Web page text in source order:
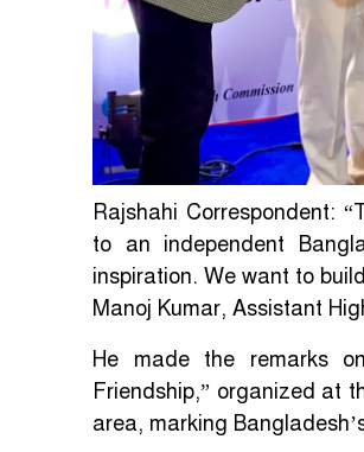
Rajshahi Correspondent:
to an independent
inspiration. We want to
Manoj Kumar, Assistant
He made the remarks
Friendship,” organized at
area, marking